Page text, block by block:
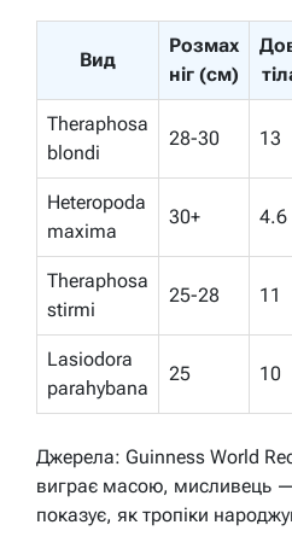
Вид
Розмах
ніг (см)
Theraphosa
blondi
28-30 13
Heteropoda
maxima
30+ 4.6
Theraphosa
stirmi
25-28 11
Lasiodora
parahybana
25 10
Джерела: Guinness World
виграє масою, мисливець
показує, як тропіки